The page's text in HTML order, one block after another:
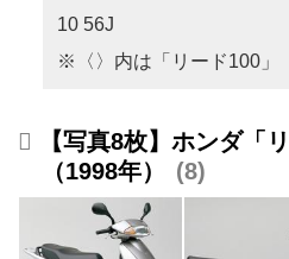
10 56J
※〈〉内は「リード100」
【写真8枚】ホンダ「
（1998年）
8